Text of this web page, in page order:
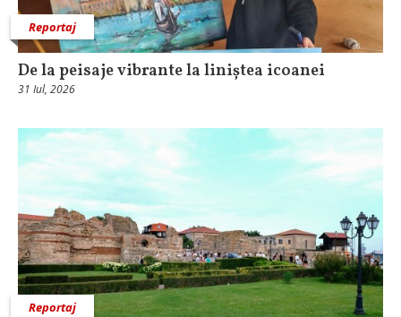
Reportaj
De la peisaje vibrante la liniștea icoanei
31 Iul, 2026
Reportaj